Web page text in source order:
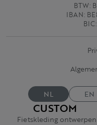
CUSTOM
Fietskleding ontwerpen
BTW:
IBAN:
NL EN